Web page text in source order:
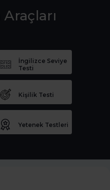
Araçları
İngilizce Seviye
Testi
Kişilik Testi
Yetenek Testleri